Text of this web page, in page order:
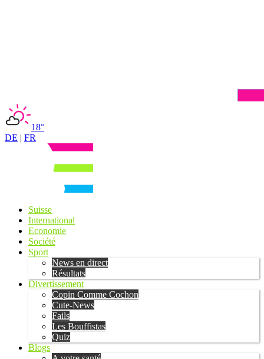
18°
DE | FR
Suisse
International
Economie
Société
Sport
News en direct
Résultats
Divertissement
Copin Comme Cochon
Cute-News
Fails
Les Bouffistas
Quiz
Blogs